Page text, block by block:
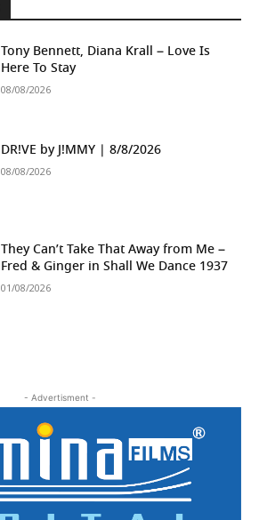
Tony Bennett, Diana Krall – Love Is
Here To Stay
08/08/2026
DR!VE by J!MMY | 8/8/2026
08/08/2026
They Can’t Take That Away from Me –
Fred & Ginger in Shall We Dance 1937
01/08/2026
- Advertisment -